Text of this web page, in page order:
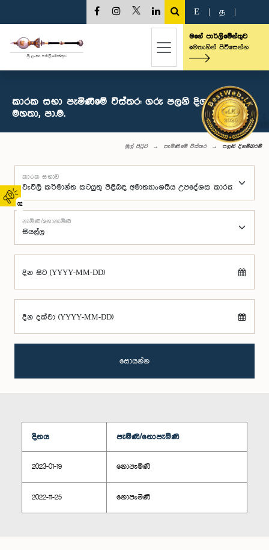
02
E த
මගේ පාර්ලිමේන්තුව
මෙතැනින් පිවිසෙන්න
කාරක සභා පැමිණීමේ විස්තර: ගරු පලනි දිගම්බරම්
මහතා, පා.ම.
මුල් පිටුව පැමිණීමේ විස්තර පලනි දිගම්බරම්
කාරක සභාව
පැමිණි/නොපැමිණි
දින සිට (YYYY-MM-DD)
දින දක්වා (YYYY-MM-DD)
සොයන්න
දිනය පැමිණි/නොපැමිණි
2023-01-19 නොපැමිණි
2022-11-25 නොපැමිණි